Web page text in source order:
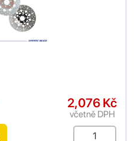
2,076 Kč
včetně DPH